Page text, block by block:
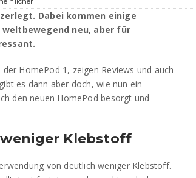
Dabei kommen einige
neu, aber für
HomePod 1, zeigen Reviews und auch
es dann aber doch, wie nun ein
den neuen HomePod besorgt und
Klebstoff
von deutlich weniger Klebstoff.